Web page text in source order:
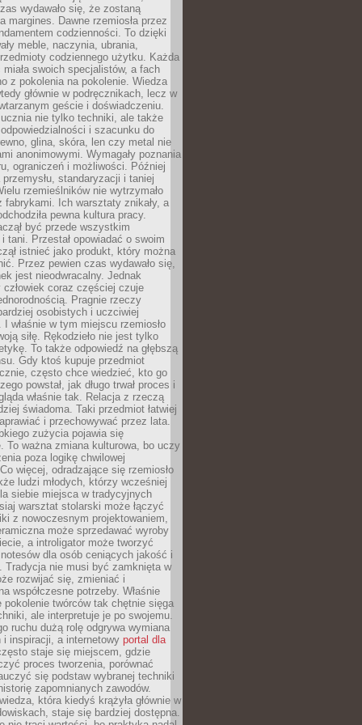
wydawało się, że zostaną
margines. Dawne rzemiosła przez
codzienności. To dzięki
meble, naczynia, ubrania,
codziennego użytku. Każda
swoich specjalistów, a fach
z pokolenia na pokolenie. Wiedza
głównie w podręcznikach, lecz w
geście i doświadczeniu.
nie tylko techniki, ale także
i szacunku do
glina, skóra, len czy metal nie
anonimowymi. Wymagały poznania
ograniczeń i możliwości. Później
przemysłu, standaryzacji i taniej
rzemieślników nie wytrzymało
fabrykami. Ich warsztaty znikały, a
pewna kultura pracy.
być przede wszystkim
tani. Przestał opowiadać o swoim
istnieć jako produkt, który można
Przez pewien czas wydawało się,
jest nieodwracalny. Jednak
człowiek coraz częściej czuje
Pragnie rzeczy
osobistych i uczciwiej
właśnie w tym miejscu rzemiosło
siłę. Rękodzieło nie jest tylko
To także odpowiedź na głębszą
Gdy ktoś kupuje przedmiot
często chce wiedzieć, kto go
powstał, jak długo trwał proces i
właśnie tak. Relacja z rzeczą
świadoma. Taki przedmiot łatwiej
i przechowywać przez lata.
zużycia pojawia się
To ważna zmiana kulturowa, bo uczy
poza logikę chwilowej
więcej, odradzające się rzemiosło
ludzi młodych, którzy wcześniej
siebie miejsca w tradycyjnych
warsztat stolarski może łączyć
z nowoczesnym projektowaniem,
może sprzedawać wyroby
a introligator może tworzyć
dla osób ceniących jakość i
Tradycja nie musi być zamknięta w
rozwijać się, zmieniać i
współczesne potrzeby. Właśnie
pokolenie twórców tak chętnie sięga
ale interpretuje je po swojemu.
ruchu dużą rolę odgrywa wymiana
i inspiracji, a internetowy portal dla
staje się miejscem, gdzie
proces tworzenia, porównać
się podstaw wybranej techniki
zapomnianych zawodów.
która kiedyś krążyła głównie w
staje się bardziej dostępna.